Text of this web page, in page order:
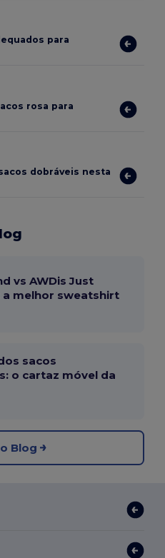
para
rosa para
dobráveis nesta
vs AWDis Just
a melhor sweatshirt
sacos
o cartaz móvel da
Blog